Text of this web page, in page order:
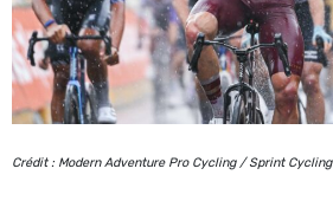
Crédit : Modern Adventure Pro Cycling / Sprint Cycling